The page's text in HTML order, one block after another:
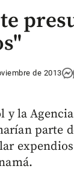
de 2013
la
parte